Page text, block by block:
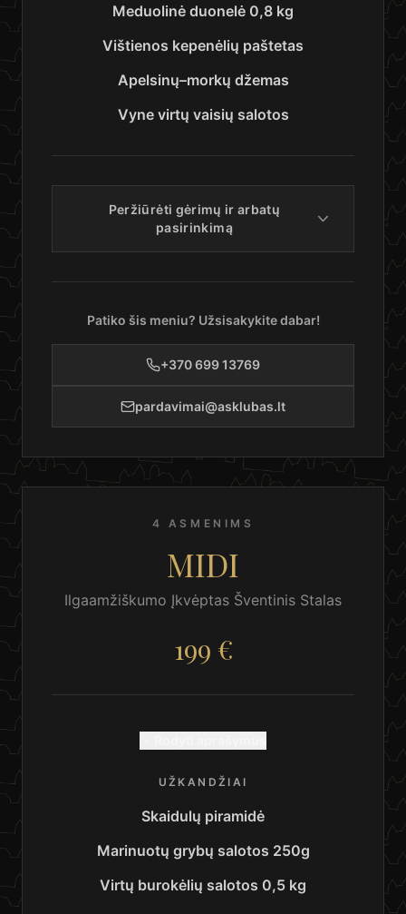
Meduolinė duonelė 0,8 kg
Vištienos kepenėlių paštetas
Apelsinų–morkų džemas
Vyne virtų vaisių salotos
Peržiūrėti gėrimų ir arbatų
pasirinkimą
Patiko šis meniu? Užsisakykite dabar!
+370 699 13769
pardavimai@asklubas.lt
4 ASMENIMS
MIDI
Ilgaamžiškumo Įkvėptas Šventinis Stalas
199 €
UŽKANDŽIAI
Skaidulų piramidė
Marinuotų grybų salotos 250g
Virtų burokėlių salotos 0,5 kg